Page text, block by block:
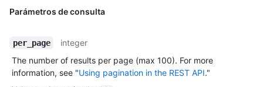
Parámetros de consulta
per_page
integer
The number of results per page (max 100). For more
information, see "Using pagination in the REST API."